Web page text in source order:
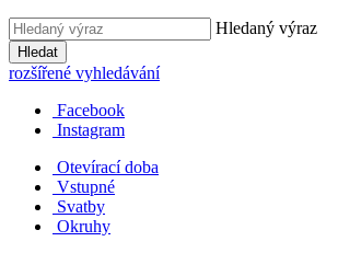
Hledaný výraz
Hledat
rozšířené vyhledávání
Facebook
Instagram
Otevírací doba
Vstupné
Svatby
Okruhy